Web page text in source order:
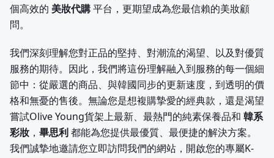
個高效的 美妝代購平台，更期望成為您最信賴的美妝顧
問。
我們深刻理解您對正品的堅持、對潮流的渴望、以及對優質
服務的期待。因此，我們將這份理解融入到服務的每一個細
節中：從嚴選的商品、與韓國同步的更新速度，到透明的價
格和無憂的售後。無論您是想複購摯愛的經典款，還是渴望
嘗試Olive Young貨架上最新、最熱門的純素保養品和 韓系
彩妝 ， 畢思利都能為您提供最優質、最便捷的解決方案。
我們誠摯地邀請您立即訪問我們的網站，開啟您的專屬K-